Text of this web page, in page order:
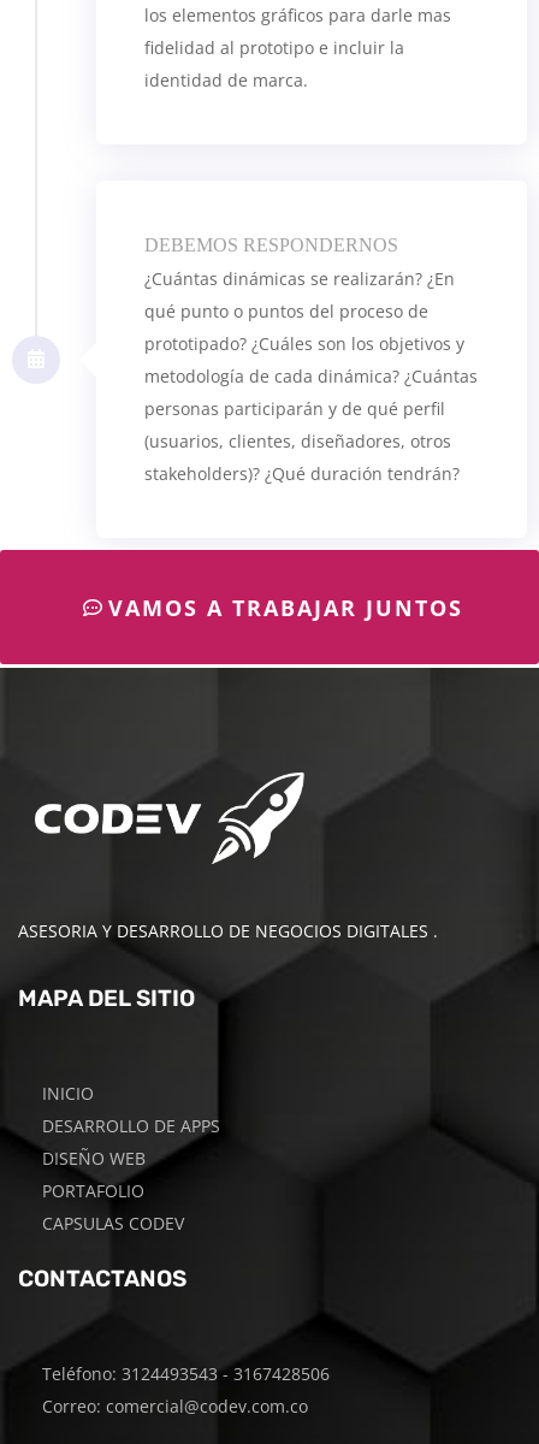
los elementos gráficos para darle mas
fidelidad al prototipo e incluir la
identidad de marca.
DEBEMOS RESPONDERNOS
¿Cuántas dinámicas se realizarán? ¿En
qué punto o puntos del proceso de
prototipado? ¿Cuáles son los objetivos y
metodología de cada dinámica? ¿Cuántas
personas participarán y de qué perfil
(usuarios, clientes, diseñadores, otros
stakeholders)? ¿Qué duración tendrán?
VAMOS A TRABAJAR JUNTOS
ASESORIA Y DESARROLLO DE NEGOCIOS DIGITALES .
MAPA DEL SITIO
INICIO
DESARROLLO DE APPS
DISEÑO WEB
PORTAFOLIO
CAPSULAS CODEV
CONTACTANOS
Teléfono: 3124493543 - 3167428506
Correo: comercial@codev.com.co